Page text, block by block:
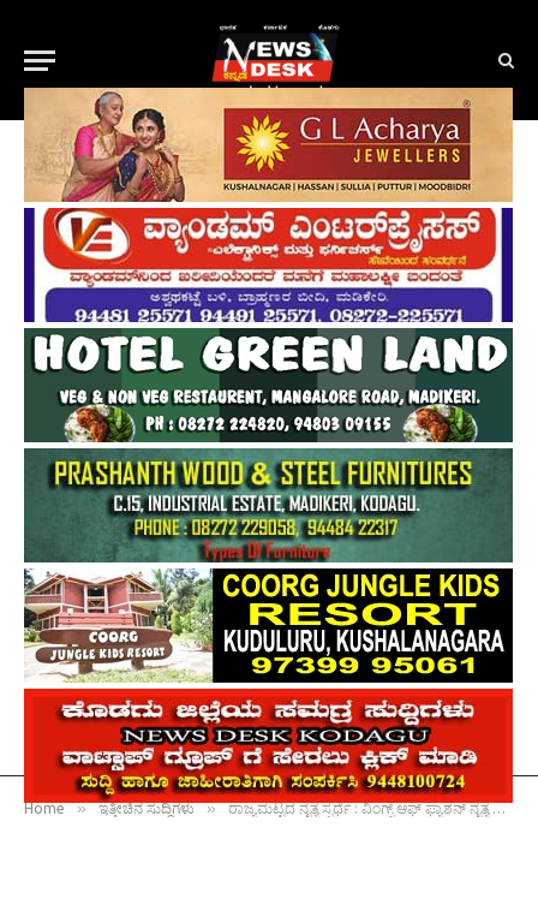
Home » ಇತ್ತೀಚಿನ ಸುದ್ದಿಗಳು » ರಾಜ್ಯಮಟ್ಟದ ನೃತ್ಯ ಸ್ಪರ್ಧೆ : ವಿಂಗ್ಸ್ ಆಫ್ ಫ್ಯಾಶನ್ ನೃತ್ಯ ಸಂಸ್ಥೆಯ ಪೂಜಾ ರಾಷ್ಟ್ರಮಟ್ಟಕ್ಕೆ ಆಯ್ಕೆ